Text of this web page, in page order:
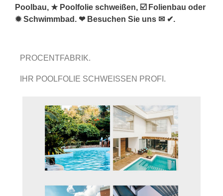
Poolbau, ★ Poolfolie schweißen, ☑️ Folienbau oder
✹ Schwimmbad. ❤ Besuchen Sie uns ✉ ✔.
PROCENTFABRIK.
IHR POOLFOLIE SCHWEISSEN PROFI.